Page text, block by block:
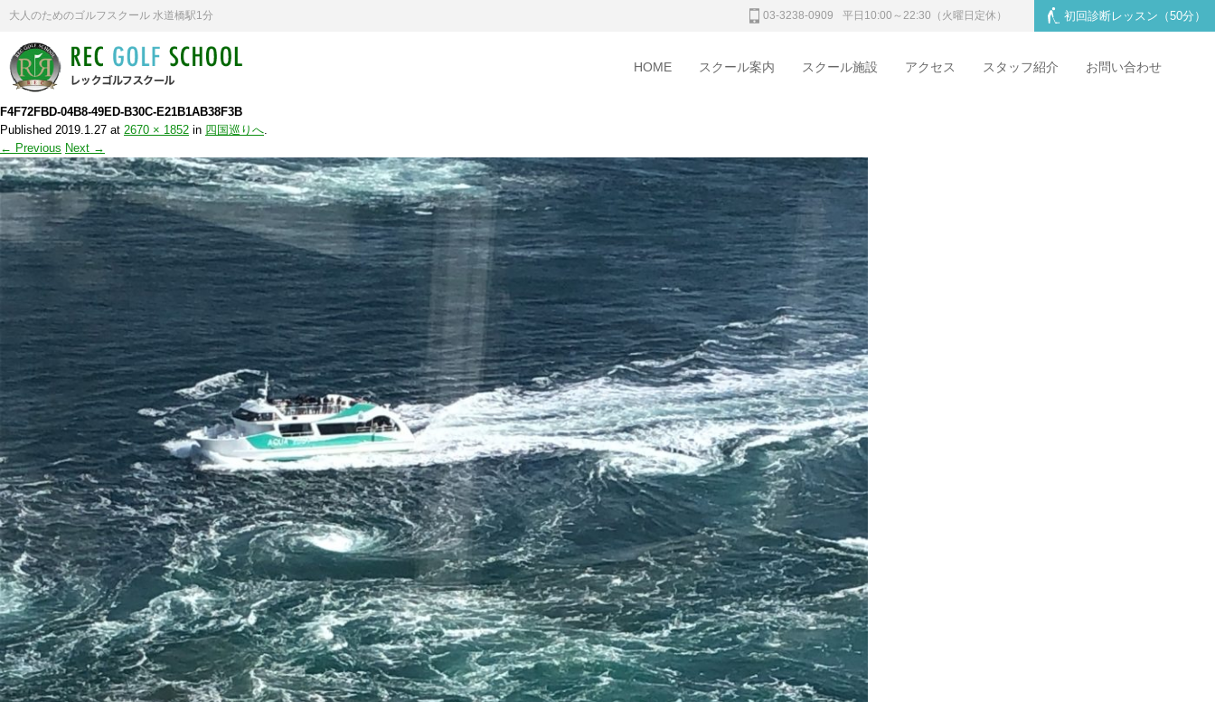
大人のためのゴルフスクール 水道橋駅1分 03-3238-0909 平日10:00～22:30 （火曜日定休） 初回診断レッスン （50分）
HOME スクール案内 スクール施設 アクセス スタッフ紹介 お問い合わせ
F4F72FBD-04B8-49ED-B30C-E21B1AB38F3B
Published 2019.1.27 at 2670 × 1852 in 四国巡りへ.
← Previous Next →